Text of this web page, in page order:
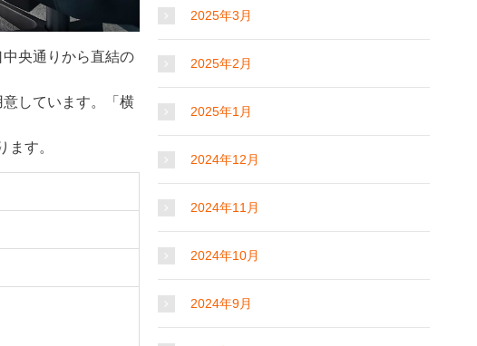
央通りから直結の
しています。「横
す。
2025年3月
2025年2月
2025年1月
2024年12月
2024年11月
2024年10月
2024年9月